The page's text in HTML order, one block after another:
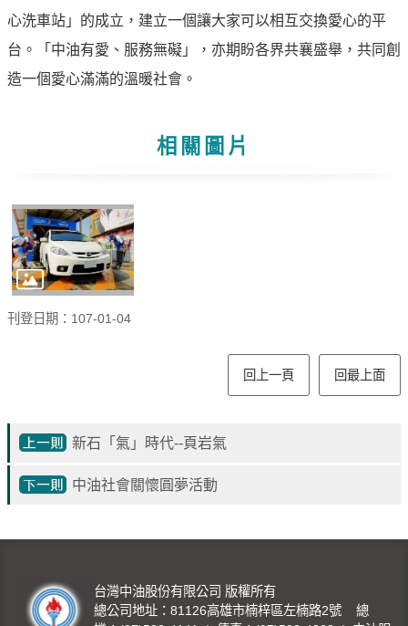
心洗車站」的成立，建立一個讓大家可以相互交換愛心的平
台。「中油有愛、服務無礙」，亦期盼各界共襄盛舉，共同創
造一個愛心滿滿的溫暖社會。
相關圖片
刊登日期：107-01-04
回上一頁 回最上面
新石「氣」時代--頁岩氣
中油社會關懷圓夢活動
台灣中油股份有限公司 版權所有
總公司地址：81126高雄市楠梓區左楠路2號 總